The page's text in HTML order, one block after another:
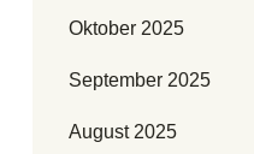
Oktober 2025
September 2025
August 2025